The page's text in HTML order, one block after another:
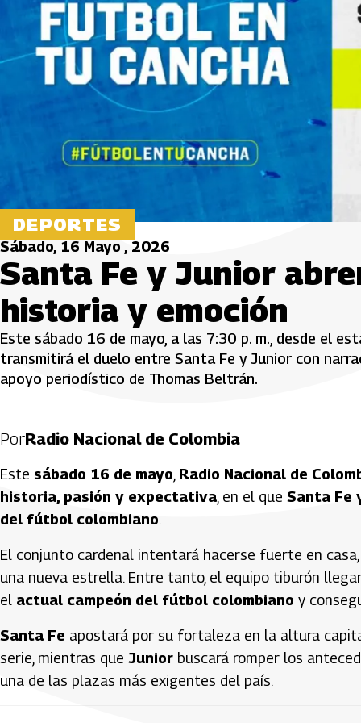
DEPORTES
Sábado, 16 Mayo , 2026
Santa Fe y Junior
historia y emoción
Este sábado 16 de mayo, a las 7:30 p. m., desde el
transmitirá el duelo entre Santa Fe y Junior con
apoyo periodístico de Thomas Beltrán.
PorRadio Nacional de Colombia
Este sábado 16 de mayo Radio Nacional de
historia, pasión y expectativa , en el que Santa Fe
del fútbol colombiano.
El conjunto cardenal intentará hacerse fuerte en
una nueva estrella. Entre tanto, el equipo tiburón
el actual campeón del fútbol colombiano y
Santa Fe apostará por su fortaleza en la altura
serie, mientras que Junior buscará romper los
una de las plazas más exigentes del país.